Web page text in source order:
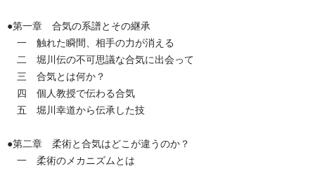
●第一章 合気の系譜とその継承
一 触れた瞬間、相手の力が消える
二 堀川伝の不可思議な合気に出会って
三 合気とは何か？
四 個人教授で伝わる合気
五 堀川幸道から伝承した技
●第二章 柔術と合気はどこが違うのか？
一 柔術のメカニズムとは